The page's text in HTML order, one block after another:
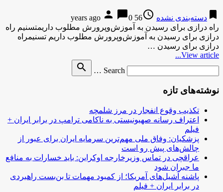
bookmark دسته‌بندی نشده access_time
56 years ago
person chat_bubble0
راه درازی برای رسیدن به آموزش‌وپرورش مطلوب داریمتسنیم راه
درازی برای رسیدن به آموزش‌وپرورش مطلوب داریم تسنیمراه
درازی برای رسیدن …
View article...
Search …
search
نوشته‌های تازه
تکذیب وقوع انفجار در مرز شلمچه
اعتراف رسانه صهیونیستی به ناکامی ترامپ در برابر ایران +
فیلم
پزشکیان: وفاق ملی مهم‌ترین سرمایه ایران برای عبور از
چالش‌های پیش رو است
عراقچی در تماس وزیرخارجه اوکراین: باید خسارات به منافع
ما جبران شود
پاشنه آشیل‌های آمریکا؛ از کمبود مهمات تا بن‌بست راهبردی
در برابر ایران + فیلم